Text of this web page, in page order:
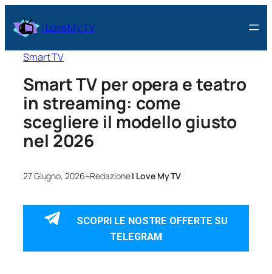
I Love My TV
Smart TV
Smart TV per opera e teatro
in streaming: come
scegliere il modello giusto
nel 2026
27 Giugno, 2026–RedazioneI Love My TV
SCOPRI LE NOSTRE OFFERTE SU
TELEGRAM